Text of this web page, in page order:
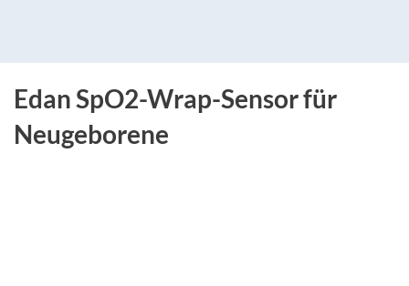
Edan SpO2-Wrap-Sensor für
Neugeborene